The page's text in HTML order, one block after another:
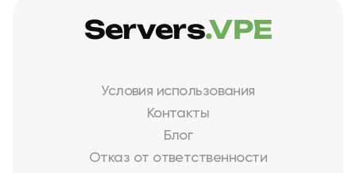
Условия использования
Контакты
Блог
Отказ от ответственности
Servers.VPE